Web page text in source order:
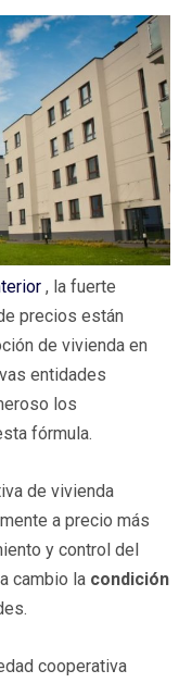
, la fuerte
precios están
de vivienda en
entidades
los
fórmula.
de vivienda
a precio más
y control del
cambio la condición
cooperativa